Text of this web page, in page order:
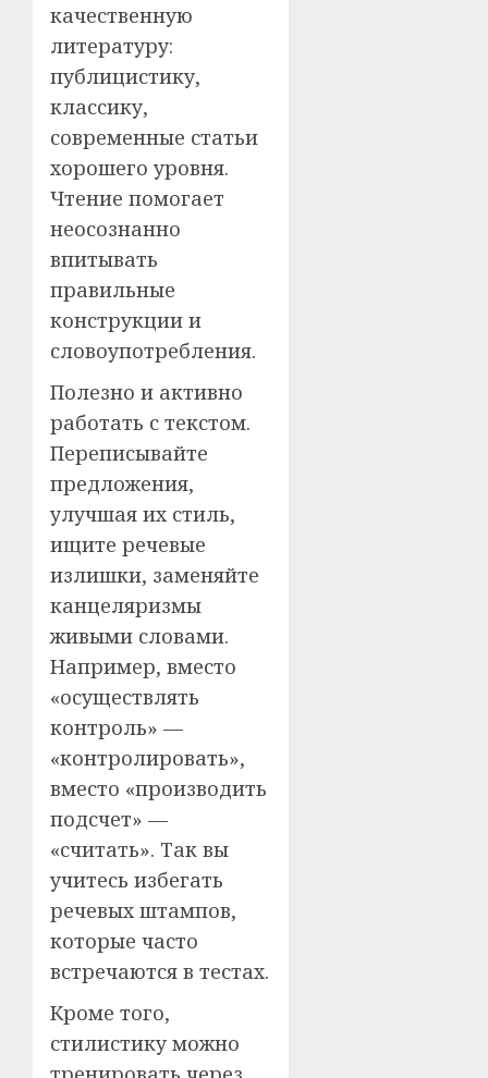
качественную
литературу:
публицистику,
классику,
современные статьи
хорошего уровня.
Чтение помогает
неосознанно
впитывать
правильные
конструкции и
словоупотребления.
Полезно и активно
работать с текстом.
Переписывайте
предложения,
улучшая их стиль,
ищите речевые
излишки, заменяйте
канцеляризмы
живыми словами.
Например, вместо
«осуществлять
контроль» —
«контролировать»,
вместо «производить
подсчет» —
«считать». Так вы
учитесь избегать
речевых штампов,
которые часто
встречаются в тестах.
Кроме того,
стилистику можно